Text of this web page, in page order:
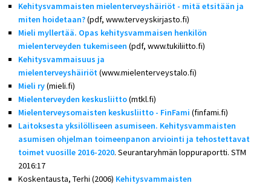
Kehitysvammaisten mielenterveyshäiriöt - mitä etsitään ja
miten hoidetaan?(pdf, www.terveyskirjasto.fi)
Mieli myllertää. Opas kehitysvammaisen henkilön
mielenterveyden tukemiseen (pdf, www.tukiliitto.fi)
Kehitysvammaisuus ja
mielenterveyshäiriöt(www.mielenterveystalo.fi)
Mieli ry(mieli.fi)
Mielenterveyden keskusliitto(mtkl.fi)
Mielenterveysomaisten keskusliitto - FinFami (finfami.fi)
Laitoksesta yksilölliseen asumiseen. Kehitysvammaisten
asumisen ohjelman toimeenpanon arviointi ja tehostettavat
toimet vuosille 2016-2020. Seurantaryhmän loppuraportti. STM
2016:17
Koskentausta, Terhi (2006) Kehitysvammaisten